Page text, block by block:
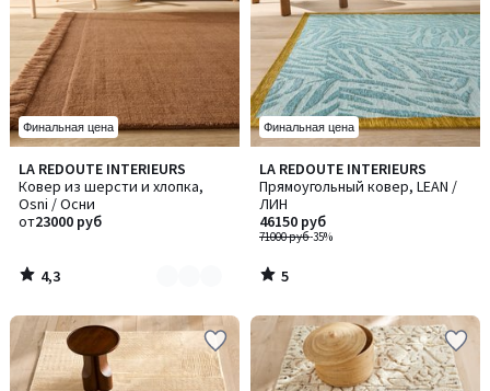
Финальная цена
LA REDOUTE INTERIEURS
Ковер из шерсти и хлопка,
Osni / Осни
от23000 руб
4,3
/ 5
Количество
цветов:
2
4,3
/
Финальная цена
LA REDOUTE INTERIEURS
Прямоугольный ковер, LEAN /
ЛИН
71000 руб-35%
46150 руб
5
/
5
5
/